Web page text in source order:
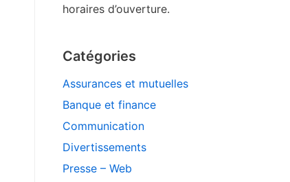
horaires d’ouverture.
Catégories
Assurances et mutuelles
Banque et finance
Communication
Divertissements
Presse – Web